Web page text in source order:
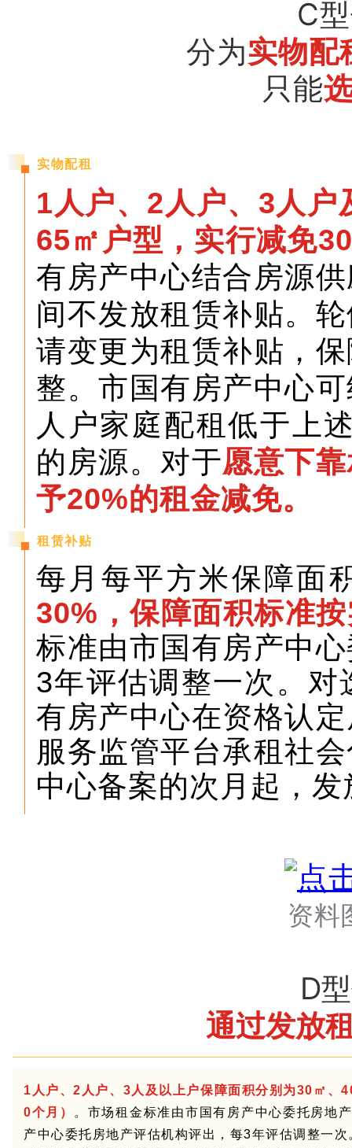
C
分为实物配
只能
实物配租
1人户、2人户、3人
65㎡户型，实行减免
有房产中心结合房源
间不发放租赁补贴。
请变更为租赁补贴，
整。市国有房产中心
人户家庭配租低于上
的房源。对于愿意下
予20%的租金减免。
租赁补贴
每月每平方米保障面
30%，保障面积标准
标准由市国有房产中
3年评估调整一次。
有房产中心在资格认
服务监管平台承租社
中心备案的次月起，
资料
D
通过发放
1人户、2人户、3人及以上户保障面积分别为30㎡、
0个月）
。市场租金标准由市国有房产中心委托房地
产中心委托房地产评估机构评出，每3年评估调整一次